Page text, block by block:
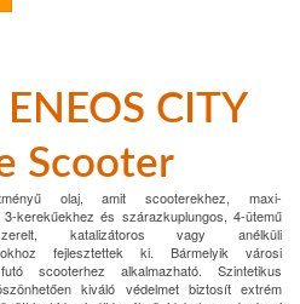
CITY
Scooter
olaj, amit scooterekhez, maxi-
kerekűekhez és szárazkuplungos, 4-ütemű
katalizátoros vagy anélküli
fejlesztettek ki. Bármelyik városi
scooterhez alkalmazható. Szintetikus
kiváló védelmet biztosít extrém